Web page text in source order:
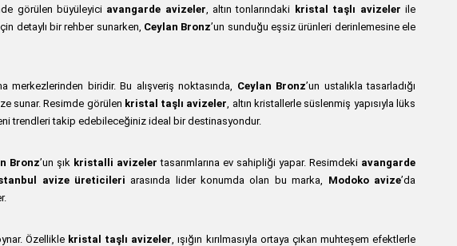
görülen büyüleyici avangarde avizeler , altın tonlarındaki kristal taşlı avizeler ile
detaylı bir rehber sunarken, Ceylan Bronz’un sunduğu eşsiz ürünleri derinlemesine ele
merkezlerinden biridir. Bu alışveriş noktasında, Ceylan Bronz’un ustalıkla tasarladığı
sunar. Resimde görülen kristal taşlı avizeler , altın kristallerle süslenmiş yapısıyla lüks
trendleri takip edebileceğiniz ideal bir destinasyondur.
Bronz’un şık kristalli avizeler tasarımlarına ev sahipliği yapar. Resimdeki avangarde
avize üreticileri arasında lider konumda olan bu marka, Modoko avize’da
Özellikle kristal taşlı avizeler , ışığın kırılmasıyla ortaya çıkan muhteşem efektlerle